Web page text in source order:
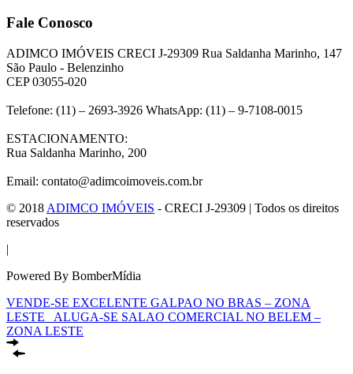
Fale Conosco
ADIMCO IMÓVEIS CRECI J-29309 Rua Saldanha Marinho, 147
São Paulo - Belenzinho
CEP 03055-020
Telefone: (11) – 2693-3926 WhatsApp: (11) – 9-7108-0015
ESTACIONAMENTO:
Rua Saldanha Marinho, 200
Email: contato@adimcoimoveis.com.br
© 2018 ADIMCO IMÓVEIS - CRECI J-29309 | Todos os direitos
reservados
|
Powered By BomberMídia
VENDE-SE EXCELENTE GALPAO NO BRAS – ZONA
LESTE
ALUGA-SE SALAO COMERCIAL NO BELEM –
ZONA LESTE